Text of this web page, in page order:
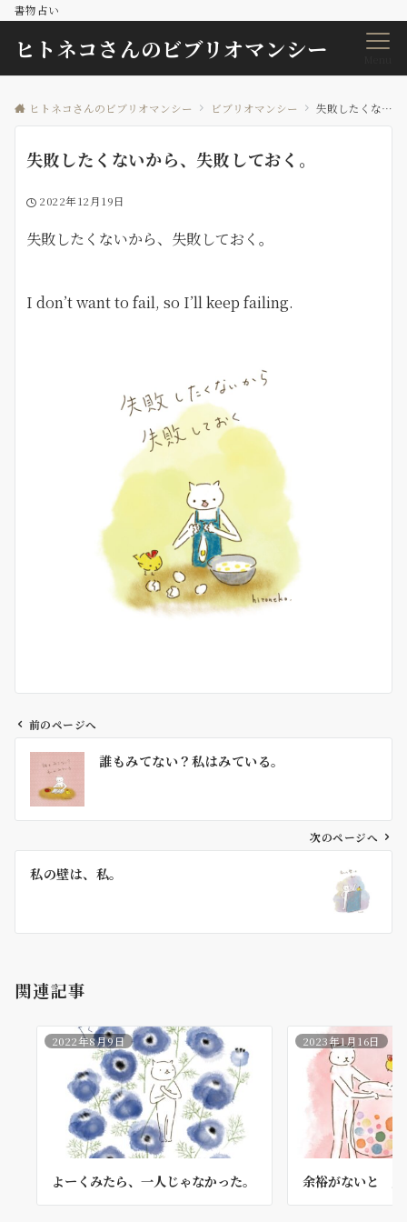
書物占い
ヒトネコさんのビブリオマンシー
ヒトネコさんのビブリオマンシー ビブリオマンシー 失敗したくないから、失敗しておく。
失敗したくないから、失敗しておく。
2022年12月19日
失敗したくないから、失敗しておく。
I don’t want to fail, so I’ll keep failing.
ビ
ン
前のページへ
誰もみてない？私はみている。
次のページへ
私の壁は、私。
関連記事
2022年8月9日
よーくみたら、一人じゃなかった。
2023年1月16日
余裕がないと 入